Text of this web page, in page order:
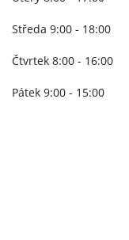
Středa 9:00 - 18:00
Čtvrtek 8:00 - 16:00
Pátek 9:00 - 15:00